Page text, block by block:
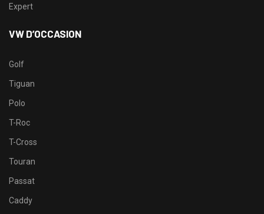
Expert
VW D’OCCASION
Golf
Tiguan
Polo
T-Roc
T-Cross
Touran
Passat
Caddy